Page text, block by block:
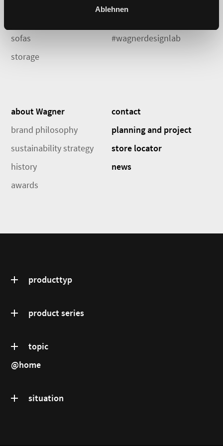
Ablehnen
sofas
storage
#wagnerdesignlab
about Wagner
brand philosophy
sustainability strategy
history
awards
contact
planning and project
store locator
news
producttyp
product series
topic
@home
situation